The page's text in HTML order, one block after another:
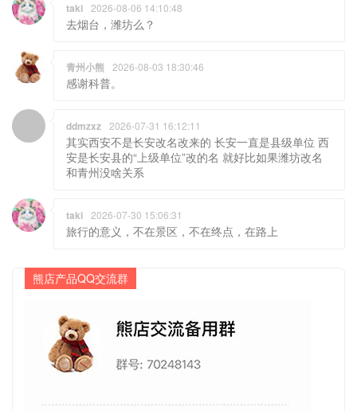
taki 2026-08-06 14:10:48
去烟台，潍坊么？
青州小熊 2026-08-03 18:30:46
感谢科普。
ddmzxz 2026-07-31 16:12:11
其实西安不是长安改名改来的 长安一直是县级单位 西
安是长安县的“上级单位”改的名 就好比如果潍坊改名
和青州没啥关系
taki 2026-07-30 15:06:31
旅行的意义，不在景区，不在终点，在路上
熊店产品QQ交流群